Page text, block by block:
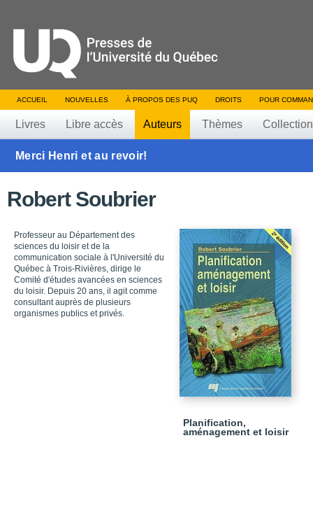
ACCUEIL NOUVELLES À PROPOS DES PUQ DROITS POUR
Livres Libre accès Auteurs Thèmes
Merci Henri et au revoir!
Robert Soubrier
Professeur au Département des
sciences du loisir et de la
communication sociale à l'Université du
Québec à Trois-Rivières, dirige le
Comité d'études avancées en sciences
du loisir. Depuis 20 ans, il agit comme
consultant auprès de plusieurs
organismes publics et privés.
Planification,
aménagement et loisir